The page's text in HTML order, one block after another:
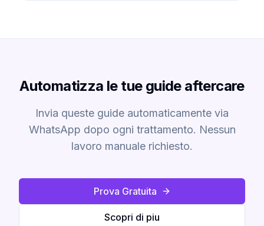
Automatizza le tue guide aftercare
Invia queste guide automaticamente via
WhatsApp dopo ogni trattamento. Nessun
lavoro manuale richiesto.
Prova Gratuita
Scopri di piu